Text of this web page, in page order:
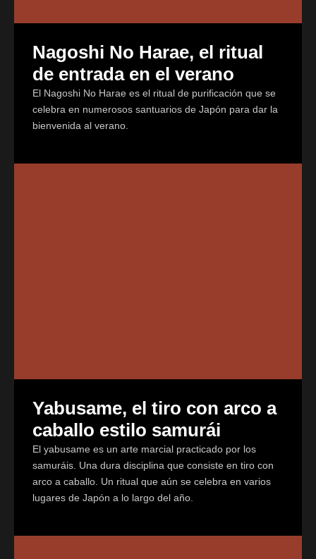
Nagoshi No Harae, el ritual
de entrada en el verano
El Nagoshi No Harae es el ritual de purificación que se
celebra en numerosos santuarios de Japón para dar la
bienvenida al verano.
Yabusame, el tiro con arco a
caballo estilo samurái
El yabusame es un arte marcial practicado por los
samuráis. Una dura disciplina que consiste en tiro con
arco a caballo. Un ritual que aún se celebra en varios
lugares de Japón a lo largo del año.